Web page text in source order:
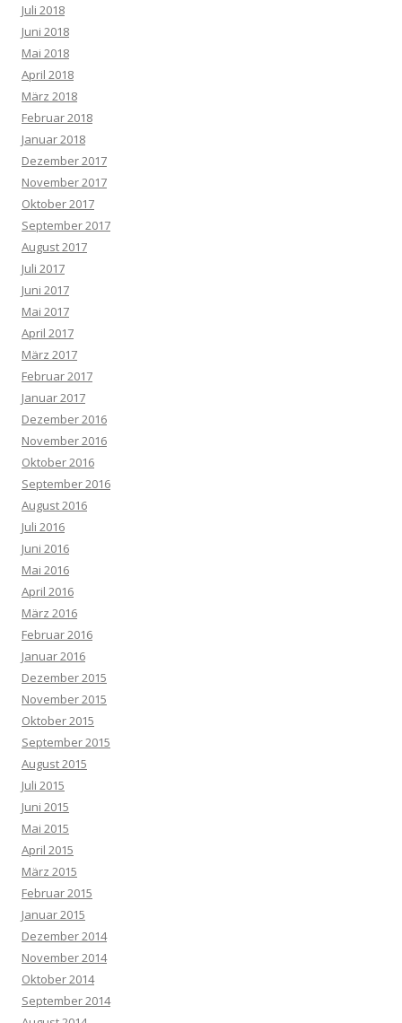
Juli 2018
Juni 2018
Mai 2018
April 2018
März 2018
Februar 2018
Januar 2018
Dezember 2017
November 2017
Oktober 2017
September 2017
August 2017
Juli 2017
Juni 2017
Mai 2017
April 2017
März 2017
Februar 2017
Januar 2017
Dezember 2016
November 2016
Oktober 2016
September 2016
August 2016
Juli 2016
Juni 2016
Mai 2016
April 2016
März 2016
Februar 2016
Januar 2016
Dezember 2015
November 2015
Oktober 2015
September 2015
August 2015
Juli 2015
Juni 2015
Mai 2015
April 2015
März 2015
Februar 2015
Januar 2015
Dezember 2014
November 2014
Oktober 2014
September 2014